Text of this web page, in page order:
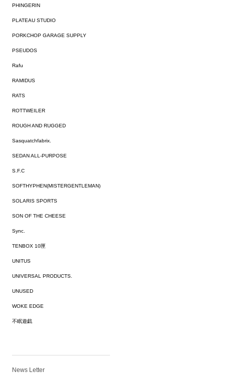
PHINGERIN
PLATEAU STUDIO
PORKCHOP GARAGE SUPPLY
PSEUDOS
Rafu
RAMIDUS
RATS
ROTTWEILER
ROUGH AND RUGGED
Sasquatchfabrix.
SEDAN ALL-PURPOSE
S.F.C
SOFTHYPHEN(MISTERGENTLEMAN)
SOLARIS SPORTS
SON OF THE CHEESE
Sync.
TENBOX 10匣
UNITUS
UNIVERSAL PRODUCTS.
UNUSED
WOKE EDGE
不眠遊戯
News Letter